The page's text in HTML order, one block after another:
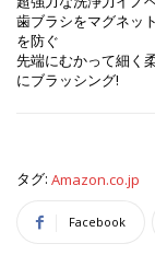
歯ブラシをマグネッ
を防ぐ
先端にむかって細く
にブラッシング!
タグ: Amazon.co.jp
Facebook